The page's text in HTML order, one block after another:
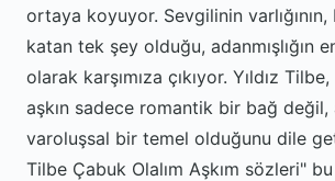
ortaya koyuyor. Sevgilinin
katan tek şey olduğu, adanmışlığın
olarak karşımıza çıkıyor. Yıldız
aşkın sadece romantik bir bağ değil,
varoluşsal bir temel olduğunu dile
Tilbe Çabuk Olalım Aşkım sözleri"